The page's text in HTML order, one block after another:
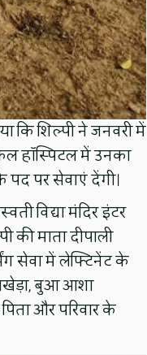
कि शिल्पी ने जनवरी में
हॉस्पिटल में उनका
पद पर सेवाएं देंगी।
विद्या मंदिर इंटर
माता दीपाली
सेवा में लेफ्टिनेंट के
बुआ आशा
और परिवार के